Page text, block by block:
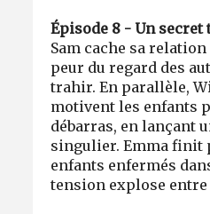
Épisode 8 - Un
Sam cache sa
peur du regard des
trahir. En parallèle,
motivent les enfants
débarras, en lançant
singulier. Emma finit
enfants enfermés
tension explose